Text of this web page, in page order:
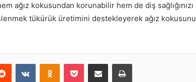
ağız kokusundan korunabilir hem de diş sağlığınızı
tükürük üretimini destekleyerek ağız kokusunu
Reddit VKontakteOdnoklassniki
Pocket E-Posta ile paylaş Yazdır